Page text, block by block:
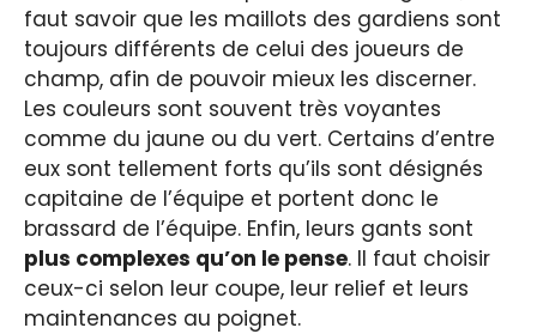
faut savoir que les maillots des gardiens sont
toujours différents de celui des joueurs de
champ, afin de pouvoir mieux les discerner.
Les couleurs sont souvent très voyantes
comme du jaune ou du vert. Certains d’entre
eux sont tellement forts qu’ils sont désignés
capitaine de l’équipe et portent donc le
brassard de l’équipe. Enfin, leurs gants sont
plus complexes qu’on le pense. Il faut choisir
ceux-ci selon leur coupe, leur relief et leurs
maintenances au poignet.